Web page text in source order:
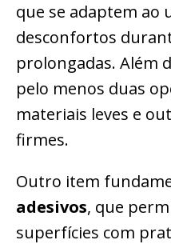
que se adaptem ao
desconfortos
prolongadas. Além
pelo menos duas
materiais leves e
firmes.
Outro item
adesivos, que
superfícies com